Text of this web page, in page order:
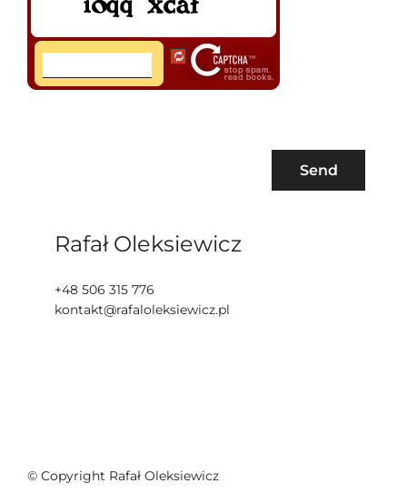
Rafał Oleksiewicz
+48 506 315 776
kontakt@rafaloleksiewicz.pl
© Copyright Rafał Oleksiewicz